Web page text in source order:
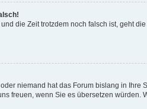
die Zeit trotzdem noch falsch ist, geht
niemand hat das Forum bislang in
freuen, wenn Sie es übersetzen würden.